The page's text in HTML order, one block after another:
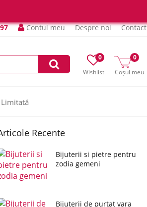
Contul meu Despre noi Contact
Wishlist
0
Coșul meu
0
Recente
Bijuterii si pietre pentru
zodia gemeni
Bijuterii de purtat vara